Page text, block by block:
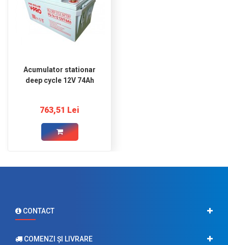
Acumulator stationar
deep cycle 12V 74Ah
763,51 Lei
CONTACT
COMENZI ŞI LIVRARE